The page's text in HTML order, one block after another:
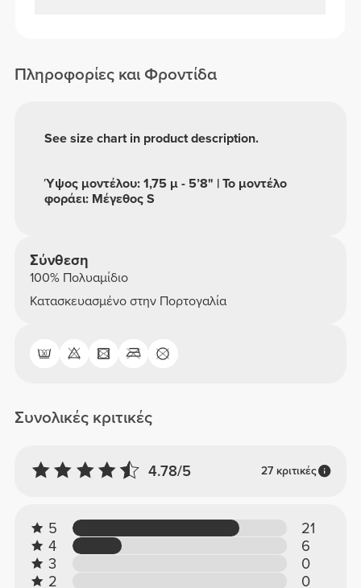
Πληροφορίες και Φροντίδα
Ύψος μοντέλου: 1,75 μ - 5’8" | Το μοντέλο
φοράει: Μέγεθος S
See size chart in product description.
Σύνθεση
100% Πολυαμίδιο
Κατασκευασμένο στην Πορτογαλία
Συνολικές κριτικές
4.78/5 27 κριτικές
5
21
4
6
3
0
2
0